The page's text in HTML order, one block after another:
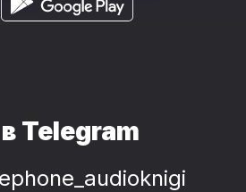
Telegram